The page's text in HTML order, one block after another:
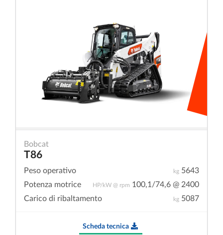
Bobcat
T86
kg 5643
Peso operativo
HP/kW @ rpm 100,1/74,6 @ 2400
Potenza motrice
kg 5087
Carico di ribaltamento
Scheda tecnica